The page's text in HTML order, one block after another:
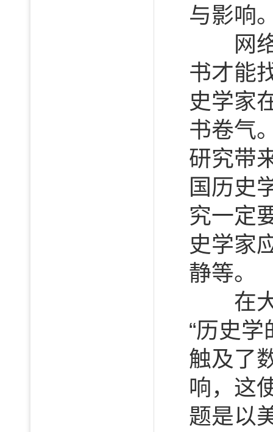
与影响
网络
书才能
史学家
书卷气
研究带
国历史
究一定
史学家
静等。
在大
“历史
触及了
响，这
题是以